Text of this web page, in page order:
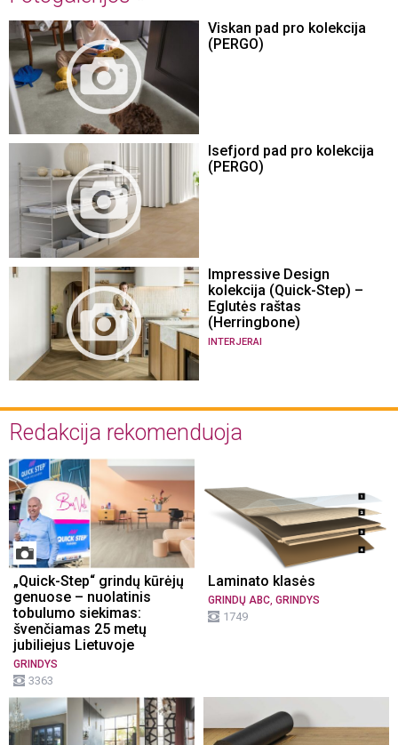
Viskan pad pro kolekcija
(PERGO)
Isefjord pad pro kolekcija
(PERGO)
Impressive Design
kolekcija (Quick-Step) –
Eglutės raštas
(Herringbone)
INTERJERAI
Redakcija rekomenduoja
„Quick-Step“ grindų kūrėjų
genuose – nuolatinis
tobulumo siekimas:
švenčiamas 25 metų
jubiliejus Lietuvoje
GRINDYS
3363
Laminato klasės
GRINDŲ ABC, GRINDYS
1749